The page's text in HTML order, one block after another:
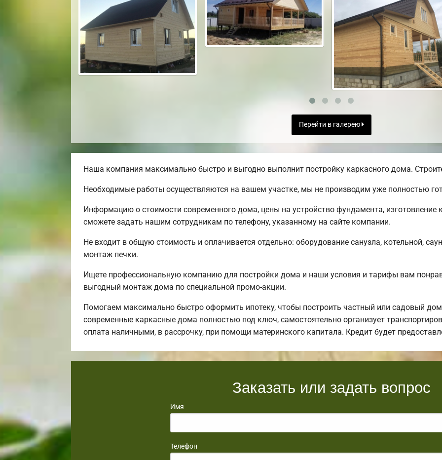
Перейти в галерею
Наша компания максимально быстро и выгодно выполнит постройку каркасного дома.
Необходимые работы осуществляются на вашем участке, мы не производим уже полностью
Информацию о стоимости современного дома, цены на устройство фундамента, изготовление
сможете задать нашим сотрудникам по телефону, указанному на сайте компании.
Не входит в общую стоимость и оплачивается отдельно: оборудование санузла, котельной,
монтаж печки.
Ищете профессиональную компанию для постройки дома и наши условия и тарифы вам
выгодный монтаж дома по специальной промо-акции.
Помогаем максимально быстро оформить ипотеку, чтобы построить частный или садовый
современные каркасные дома полностью под ключ, самостоятельно организует
оплата наличными, в рассрочку, при помощи материнского капитала. Кредит будет
Заказать или задать вопрос
Имя
Телефон